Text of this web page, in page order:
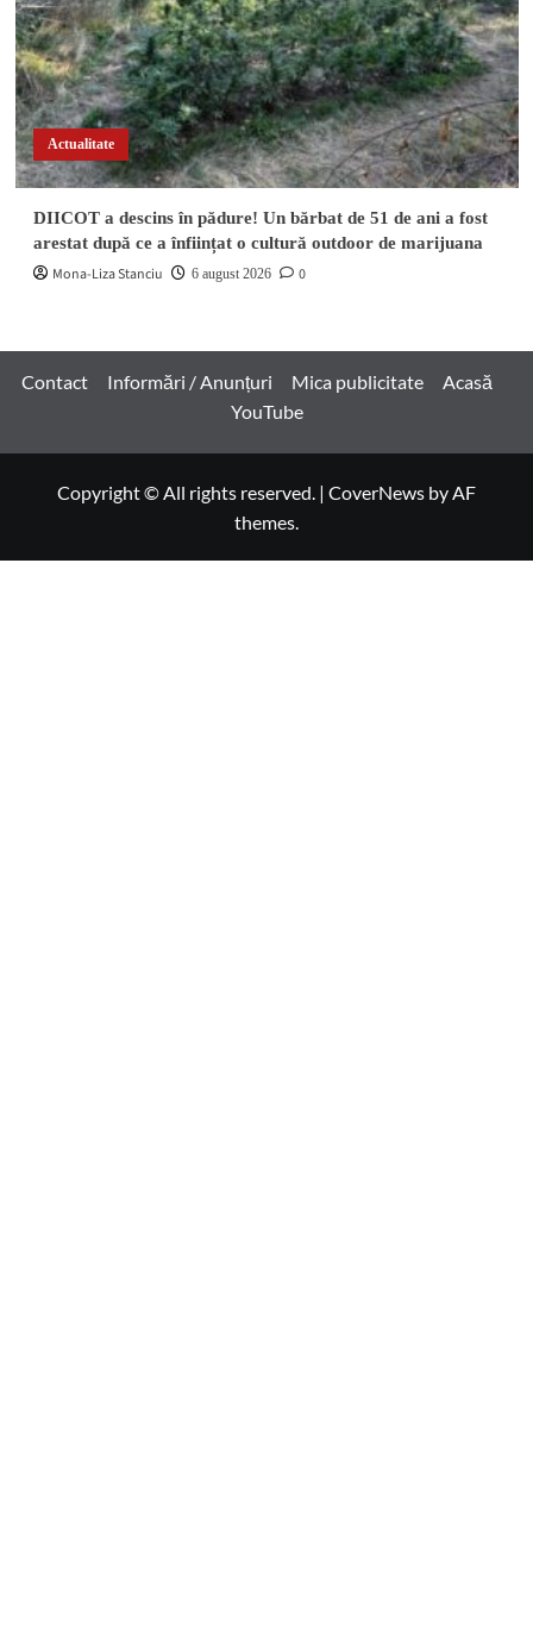
Actualitate
DIICOT a descins în pădure! Un bărbat de 51 de ani a fost
arestat după ce a înființat o cultură outdoor de marijuana
Mona-Liza Stanciu 6 august 2026 0
Contact Informări / Anunțuri Mica publicitate
Acasă
YouTube
Copyright © All rights reserved. | CoverNews by AF
themes.